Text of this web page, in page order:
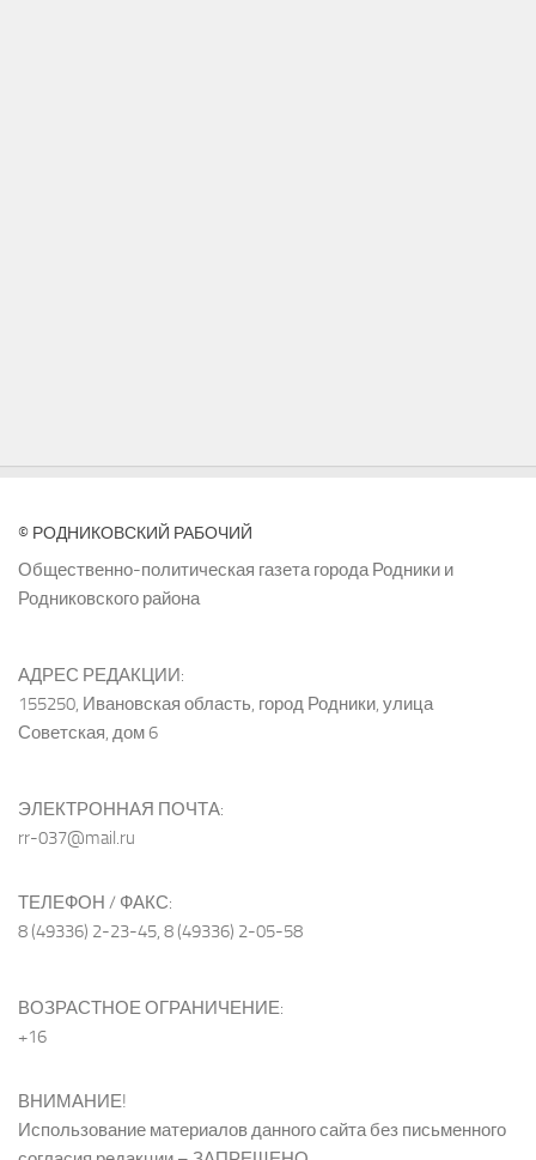
© РОДНИКОВСКИЙ РАБОЧИЙ
Общественно-политическая газета города Родники и
Родниковского района
АДРЕС РЕДАКЦИИ:
155250, Ивановская область, город Родники, улица
Советская, дом 6
ЭЛЕКТРОННАЯ ПОЧТА:
rr-037@mail.ru
ТЕЛЕФОН / ФАКС:
8 (49336) 2-23-45, 8 (49336) 2-05-58
ВОЗРАСТНОЕ ОГРАНИЧЕНИЕ:
+16
ВНИМАНИЕ!
Использование материалов данного сайта без письменного